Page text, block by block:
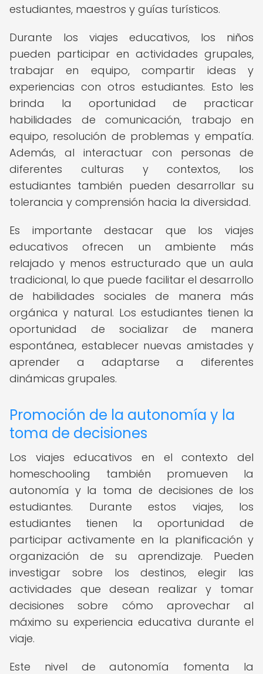
estudiantes, maestros y guías turísticos.
Durante los viajes educativos, los niños
pueden participar en actividades grupales,
trabajar en equipo, compartir ideas y
experiencias con otros estudiantes. Esto les
brinda la oportunidad de practicar
habilidades de comunicación, trabajo en
equipo, resolución de problemas y empatía.
Además, al interactuar con personas de
diferentes culturas y contextos, los
estudiantes también pueden desarrollar su
tolerancia y comprensión hacia la diversidad.
Es importante destacar que los viajes
educativos ofrecen un ambiente más
relajado y menos estructurado que un aula
tradicional, lo que puede facilitar el desarrollo
de habilidades sociales de manera más
orgánica y natural. Los estudiantes tienen la
oportunidad de socializar de manera
espontánea, establecer nuevas amistades y
aprender a adaptarse a diferentes
dinámicas grupales.
Promoción de la autonomía y la
toma de decisiones
Los viajes educativos en el contexto del
homeschooling también promueven la
autonomía y la toma de decisiones de los
estudiantes. Durante estos viajes, los
estudiantes tienen la oportunidad de
participar activamente en la planificación y
organización de su aprendizaje. Pueden
investigar sobre los destinos, elegir las
actividades que desean realizar y tomar
decisiones sobre cómo aprovechar al
máximo su experiencia educativa durante el
viaje.
Este nivel de autonomía fomenta la